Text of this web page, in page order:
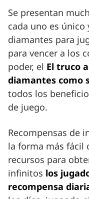
Se presentan
cada uno es
diamantes para
para vencer a los
poder, el El truco
diamantes como
todos los
de juego.
Recompensas de
la forma más fácil
recursos para
infinitos los
recompensa